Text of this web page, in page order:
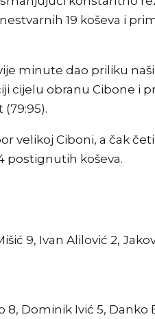
19 koševa i
minute dao priliku
cijelu obranu Cibone i
velikoj Ciboni, a čak
postignutih koševa.
9, Ivan Alilović 2,
8, Dominik Ivić 5,